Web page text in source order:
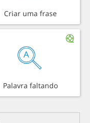
Criar uma frase
Palavra faltando